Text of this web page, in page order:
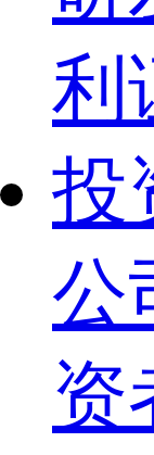
利
投
公
资